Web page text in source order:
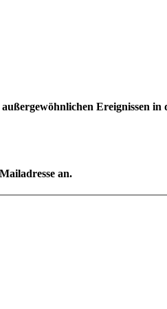
Ereignissen in
an.